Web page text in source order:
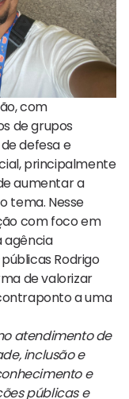
com
de grupos
defesa e
principalmente
aumentar a
tema. Nesse
com foco em
agência
Rodrigo
de valorizar
a uma
atendimento de
inclusão e
e
públicas e